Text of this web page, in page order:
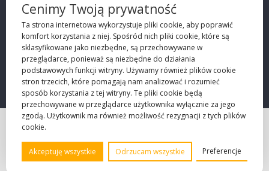
Przechodząc dalej,
akceptujeszpolity
kę prywatności
Kontakt
©2026 Robie Sp. z o.o.
Cenimy Twoją prywatność
Ta strona internetowa wykorzystuje pliki cookie, aby poprawić
komfort korzystania z niej. Spośród nich pliki cookie, które są
sklasyfikowane jako niezbędne, są przechowywane w
przeglądarce, ponieważ są niezbędne do działania
podstawowych funkcji witryny. Używamy również plików cookie
stron trzecich, które pomagają nam analizować i rozumieć
sposób korzystania z tej witryny. Te pliki cookie będą
przechowywane w przeglądarce użytkownika wyłącznie za jego
zgodą. Użytkownik ma również możliwość rezygnacji z tych plików
cookie.
Akceptuję wszystkie Odrzucam wszystkie Preferencje